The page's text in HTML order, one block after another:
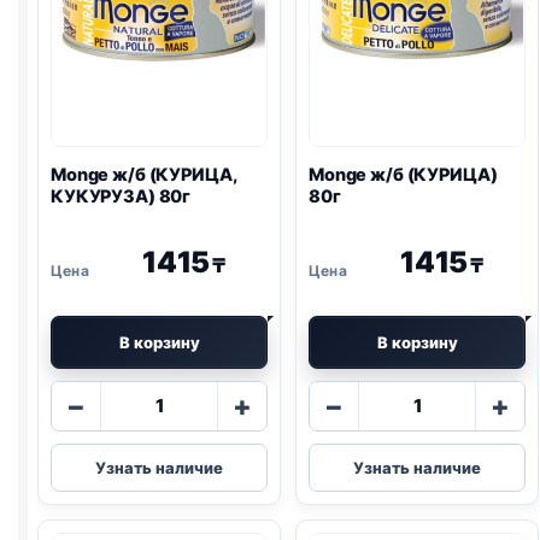
Monge ж/б (КУРИЦА,
КУКУРУЗА) 80г
1415₸
В корзину
−
Количество
Monge
ж/
б
+
Узнать наличие
Monge ж/б (КУРИЦА)
80г
1415₸
В корзину
−
Количество
Monge
ж/
б
+
Узнать наличие